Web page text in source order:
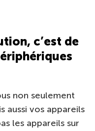
c’est de
non seulement
aussi vos appareils
les appareils sur